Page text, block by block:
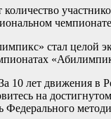
стал
лет движения
на